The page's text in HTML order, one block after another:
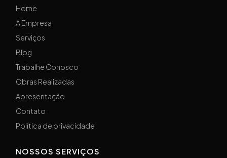
Home
A Empresa
Serviços
Blog
Trabalhe Conosco
Obras Realizadas
Apresentação
Contato
Política de privacidade
NOSSOS SERVIÇOS